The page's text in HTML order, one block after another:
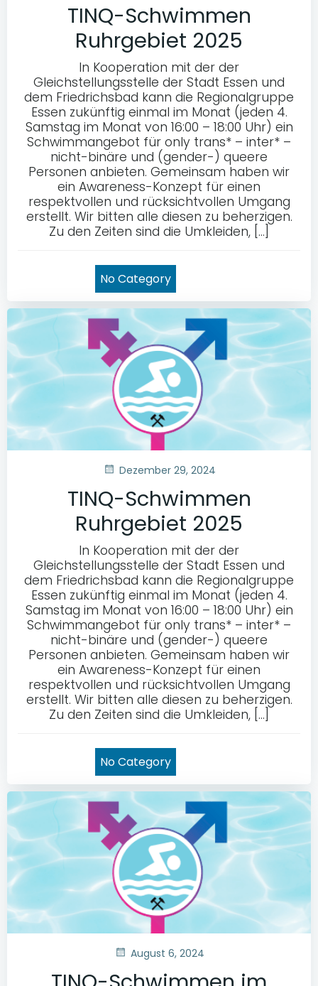
TINQ-Schwimmen
Ruhrgebiet 2025
In Kooperation mit der der
Gleichstellungsstelle der Stadt Essen und
dem Friedrichsbad kann die Regionalgruppe
Essen zukünftig einmal im Monat (jeden 4.
Samstag im Monat von 16:00 – 18:00 Uhr) ein
Schwimmangebot für only trans* – inter* –
nicht-binäre und (gender-) queere
Personen anbieten. Gemeinsam haben wir
ein Awareness-Konzept für einen
respektvollen und rücksichtvollen Umgang
erstellt. Wir bitten alle diesen zu beherzigen.
Zu den Zeiten sind die Umkleiden, […]
No Category
Dezember 29, 2024
TINQ-Schwimmen
Ruhrgebiet 2025
In Kooperation mit der der
Gleichstellungsstelle der Stadt Essen und
dem Friedrichsbad kann die Regionalgruppe
Essen zukünftig einmal im Monat (jeden 4.
Samstag im Monat von 16:00 – 18:00 Uhr) ein
Schwimmangebot für only trans* – inter* –
nicht-binäre und (gender-) queere
Personen anbieten. Gemeinsam haben wir
ein Awareness-Konzept für einen
respektvollen und rücksichtvollen Umgang
erstellt. Wir bitten alle diesen zu beherzigen.
Zu den Zeiten sind die Umkleiden, […]
No Category
August 6, 2024